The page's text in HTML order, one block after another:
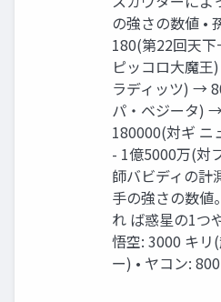
の強さの数値 •
180(第22回天
ピッコロ大魔
ラディッツ) →
パ・ベジータ)
180000(対ギ
- 1億5000万(対
師バビディの計
手の強さの数値
れ ば惑星の1つ
悟空: 3000 キリ
ー) • ヤコン: